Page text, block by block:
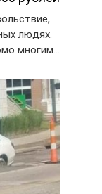
людях.
многим…